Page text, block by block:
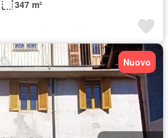
347 m²
Nuovo